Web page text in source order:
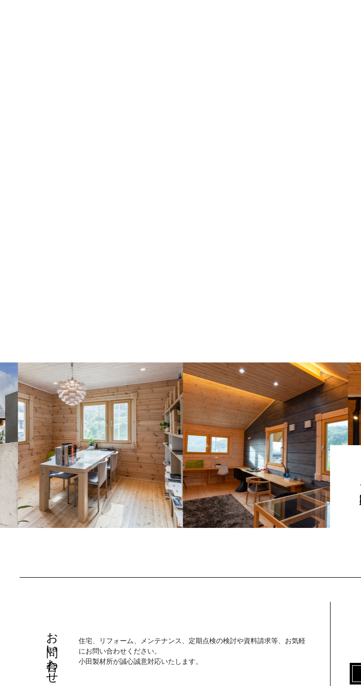
お問い合わせ
住宅、リフォーム、メンテナンス、定期点検の検討や資料請求等、お気軽
にお問い合わせください。
小田製材所が誠心誠意対応いたします。